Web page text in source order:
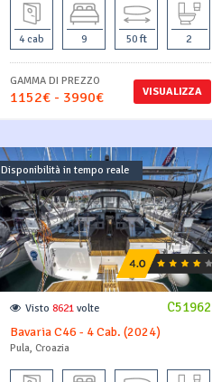
4 cab 9 50 ft 2
VISUALIZZA
GAMMA DI PREZZO
1152€ - 3990€
Disponibilità in tempo reale
C51962
Visto8621 volte
Bavaria C46 - 4 Cab. (2024)
Pula, Croazia